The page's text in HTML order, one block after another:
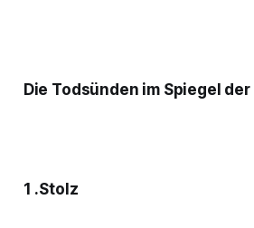
Die Todsünden im Spiegel
1 .Stolz